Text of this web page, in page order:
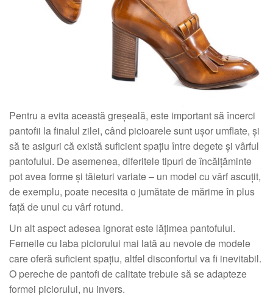
Pentru a evita această greșeală, este important să încerci
pantofii la finalul zilei, când picioarele sunt ușor umflate, și
să te asiguri că există suficient spațiu între degete și vârful
pantofului. De asemenea, diferitele tipuri de încălțăminte
pot avea forme și tăieturi variate – un model cu vârf ascuțit,
de exemplu, poate necesita o jumătate de mărime în plus
față de unul cu vârf rotund.
Un alt aspect adesea ignorat este lățimea pantofului.
Femeile cu laba piciorului mai lată au nevoie de modele
care oferă suficient spațiu, altfel disconfortul va fi inevitabil.
O pereche de pantofi de calitate trebuie să se adapteze
formei piciorului, nu invers.